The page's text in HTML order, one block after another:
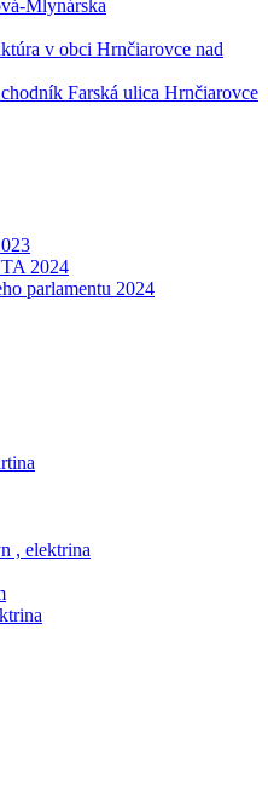
Mlynárska
v obci Hrnčiarovce nad
Farská ulica Hrnčiarovce
2024
parlamentu 2024
, elektrina